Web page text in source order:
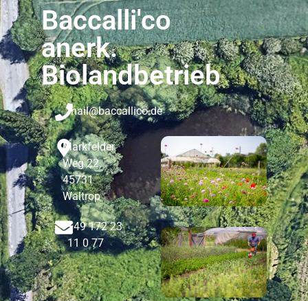
Baccalli'co
anerk.
Biolandbetrieb
mail@baccallico.de
Markfelder
Weg 22,
45731
Waltrop
+49 172 23
11 0 77